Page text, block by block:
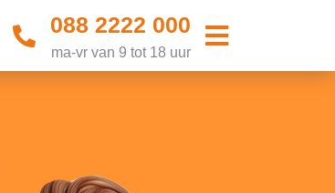
088 2222 000
ma-vr van 9 tot 18 uur